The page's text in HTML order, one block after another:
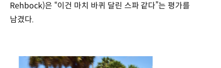
Rehbock)은 “이건 마치 바퀴 달린 스파 같다”는 평가를
남겼다.